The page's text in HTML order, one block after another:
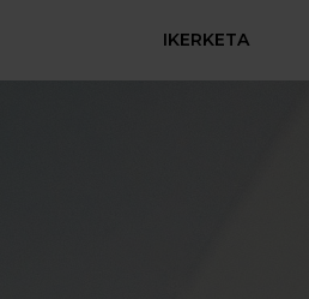
IKERKETA